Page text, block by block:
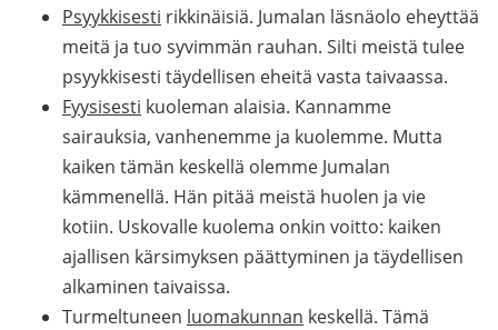
Psyykkisesti rikkinäisiä. Jumalan läsnäolo eheyttää
meitä ja tuo syvimmän rauhan. Silti meistä tulee
psyykkisesti täydellisen eheitä vasta taivaassa.
Fyysisesti kuoleman alaisia. Kannamme
sairauksia, vanhenemme ja kuolemme. Mutta
kaiken tämän keskellä olemme Jumalan
kämmenellä. Hän pitää meistä huolen ja vie
kotiin. Uskovalle kuolema onkin voitto: kaiken
ajallisen kärsimyksen päättyminen ja täydellisen
alkaminen taivaissa.
Turmeltuneen luomakunnan keskellä. Tämä